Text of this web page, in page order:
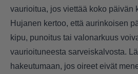
vaurioitua, jos viettää koko päivän
Hujanen kertoo, että aurinkoisen
kipu, punoitus tai valonarkuus
vaurioituneesta sarveiskalvosta.
hakeutumaan, jos oireet eivät